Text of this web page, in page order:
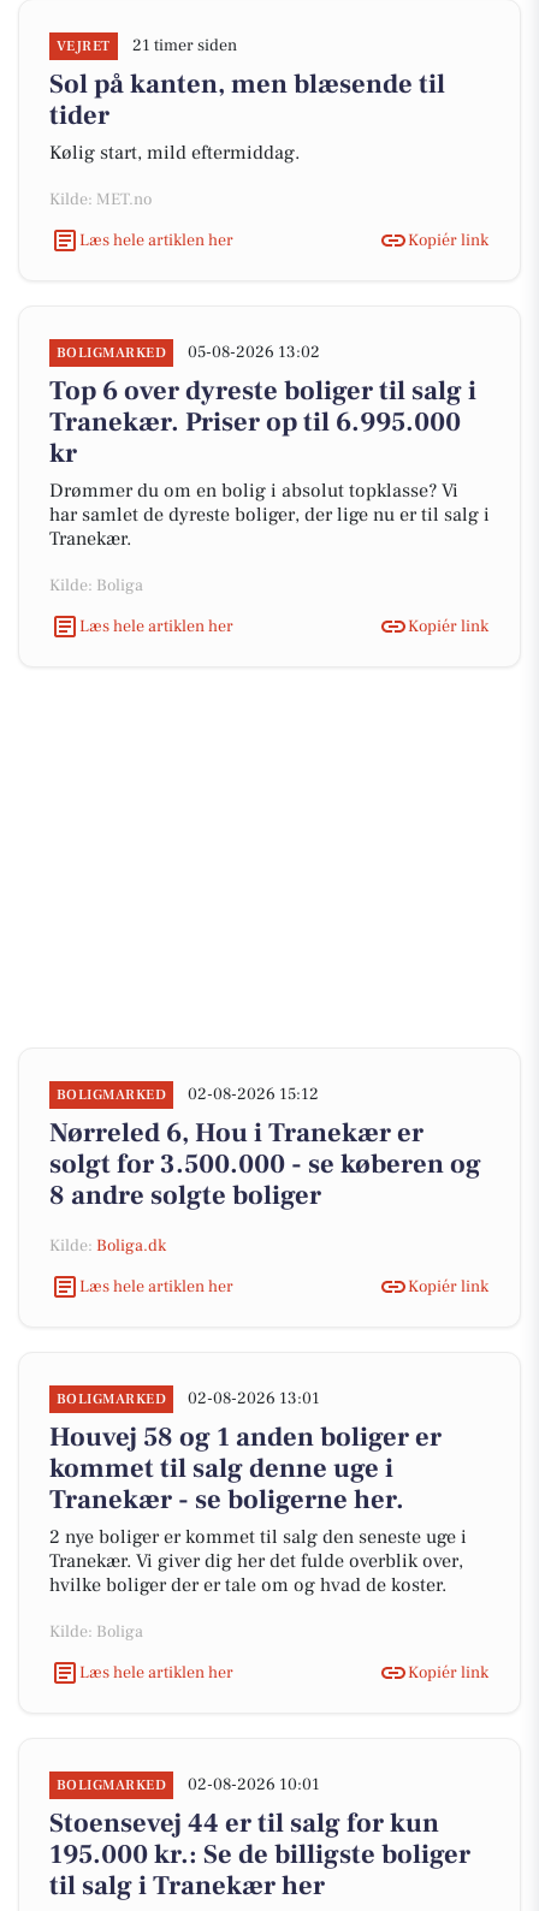
VEJRET 21 timer siden
Sol på kanten, men blæsende til
tider
Kølig start, mild eftermiddag.
Kilde: MET.no
Læs hele artiklen her
Kopiér link
BOLIGMARKED 05-08-2026 13:02
Top 6 over dyreste boliger til salg i
Tranekær. Priser op til 6.995.000
kr
Drømmer du om en bolig i absolut topklasse? Vi
har samlet de dyreste boliger, der lige nu er til salg i
Tranekær.
Kilde: Boliga
Læs hele artiklen her
Kopiér link
BOLIGMARKED 02-08-2026 15:12
Nørreled 6, Hou i Tranekær er
solgt for 3.500.000 - se køberen og
8 andre solgte boliger
Kilde: Boliga.dk
Læs hele artiklen her
Kopiér link
BOLIGMARKED 02-08-2026 13:01
Houvej 58 og 1 anden boliger er
kommet til salg denne uge i
Tranekær - se boligerne her.
2 nye boliger er kommet til salg den seneste uge i
Tranekær. Vi giver dig her det fulde overblik over,
hvilke boliger der er tale om og hvad de koster.
Kilde: Boliga
Læs hele artiklen her
Kopiér link
BOLIGMARKED 02-08-2026 10:01
Stoensevej 44 er til salg for kun
195.000 kr.: Se de billigste boliger
til salg i Tranekær her